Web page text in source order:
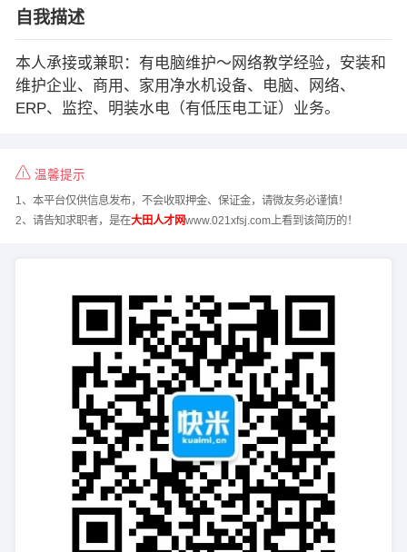
自我描述
本人承接或兼职：有电脑维护～网络教学经验，安装和
维护企业、商用、家用净水机设备、电脑、网络、
ERP、监控、明装水电（有低压电工证）业务。
温馨提示
1、本平台仅供信息发布，不会收取押金、保证金，请微友务必谨慎！
2、请告知求职者，是在大田人才网www.021xfsj.com上看到该简历的！